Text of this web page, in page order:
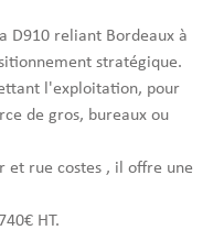
D910 reliant Bordeaux à
stratégique.
l'exploitation, pour
de gros, bureaux ou
et rue costes , il offre une
HT.